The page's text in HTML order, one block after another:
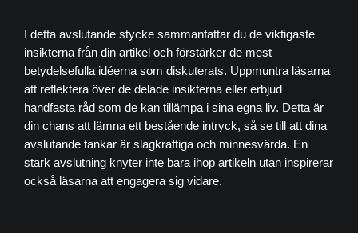
I detta avslutande stycke sammanfattar du de viktigaste
insikterna från din artikel och förstärker de mest
betydelsefulla idéerna som diskuterats. Uppmuntra läsarna
att reflektera över de delade insikterna eller erbjud
handfasta råd som de kan tillämpa i sina egna liv. Detta är
din chans att lämna ett bestående intryck, så se till att dina
avslutande tankar är slagkraftiga och minnesvärda. En
stark avslutning knyter inte bara ihop artikeln utan inspirerar
också läsarna att engagera sig vidare.